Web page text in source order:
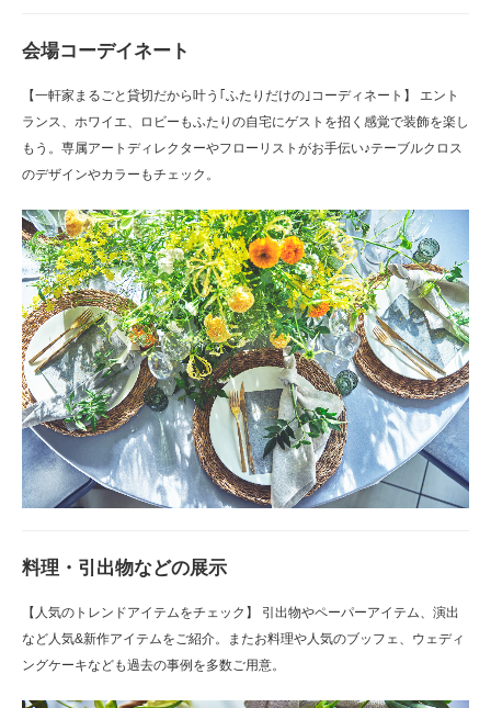
会場コーデイネート
【一軒家まるごと貸切だから叶う｢ふたりだけの｣コーディネート】 エント
ランス、ホワイエ、ロビーもふたりの自宅にゲストを招く感覚で装飾を楽し
もう。専属アートディレクターやフローリストがお手伝い♪テーブルクロス
のデザインやカラーもチェック。
料理・引出物などの展示
【人気のトレンドアイテムをチェック】 引出物やペーパーアイテム、演出
など人気&新作アイテムをご紹介。またお料理や人気のブッフェ、ウェディ
ングケーキなども過去の事例を多数ご用意。